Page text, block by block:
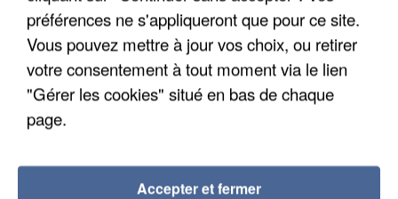
COULÉE DE BOUE EN HAUTE-SAVOIE
préférences ne s'appliqueront que pour ce site.
Vous pouvez mettre à jour vos choix, ou retirer
votre consentement à tout moment via le lien
"Gérer les cookies" situé en bas de chaque
page.
Accepter et fermer